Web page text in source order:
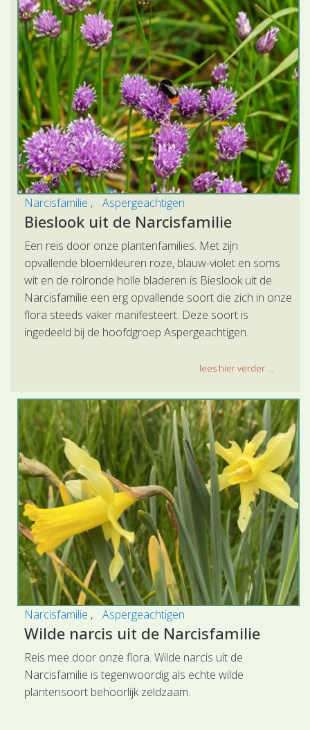
Narcisfamilie Aspergeachtigen
Bieslook uit de Narcisfamilie
Een reis door onze plantenfamilies. Met zijn
opvallende bloemkleuren roze, blauw-violet en soms
wit en de rolronde holle bladeren is Bieslook uit de
Narcisfamilie een erg opvallende soort die zich in onze
flora steeds vaker manifesteert. Deze soort is
ingedeeld bij de hoofdgroep Aspergeachtigen.
lees hier verder ...
Narcisfamilie Aspergeachtigen
Wilde narcis uit de Narcisfamilie
Reis mee door onze flora. Wilde narcis uit de
Narcisfamilie is tegenwoordig als echte wilde
plantensoort behoorlijk zeldzaam.